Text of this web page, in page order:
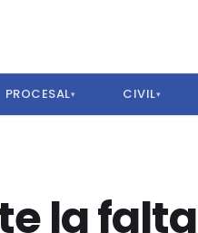
PROCESAL▾ CIVIL▾
la